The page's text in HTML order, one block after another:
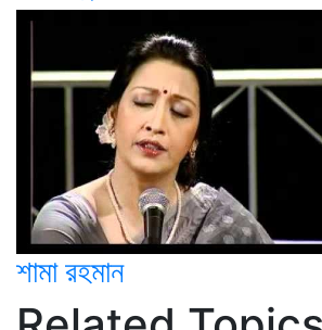
শামা রহমান